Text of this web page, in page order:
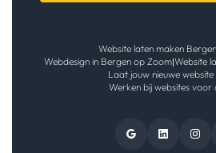
Website laten maken
Webdesign in Bergen op Zoom|Website
Laat jouw nieuwe
Werken bij websites voor